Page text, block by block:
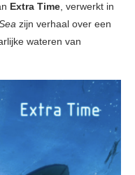
Extra Time, verwerkt in
zijn verhaal over een
wateren van